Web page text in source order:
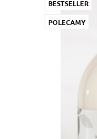
BESTSELLER
POLECAMY